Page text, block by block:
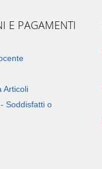
E PAGAMENTI
Articoli
Soddisfatti o